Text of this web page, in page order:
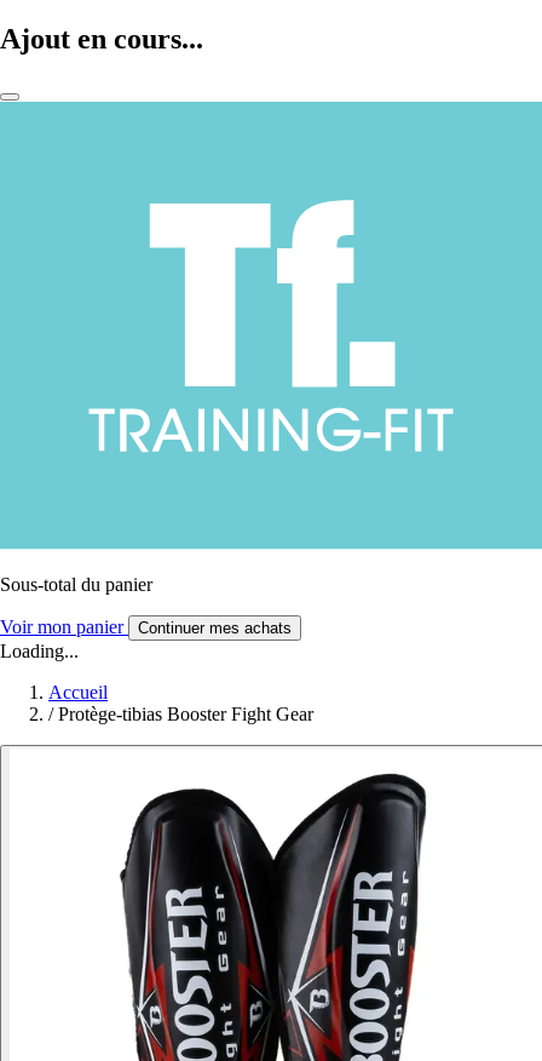
Ajout en cours...
Sous-total du panier
Voir mon panier Continuer mes achats
Loading...
Accueil
/ Protège-tibias Booster Fight Gear